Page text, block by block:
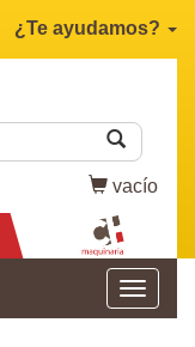
¿Te ayudamos?
vacío